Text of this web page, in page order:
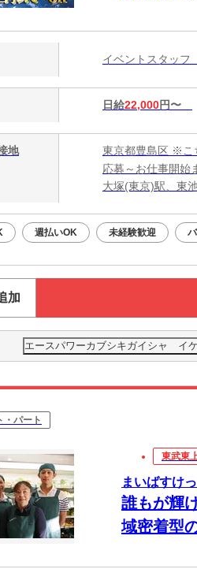
イベントスタッフ
日給22,000円〜
地
東京都豊島区 ※こ
応募～お仕事開始
大塚(東京)駅、東
週払いOK 未経験歓迎
加
エースパワーカブシキガイシャ イ
・パート
東武東
まいばすけ
誰もが輝
域密着型